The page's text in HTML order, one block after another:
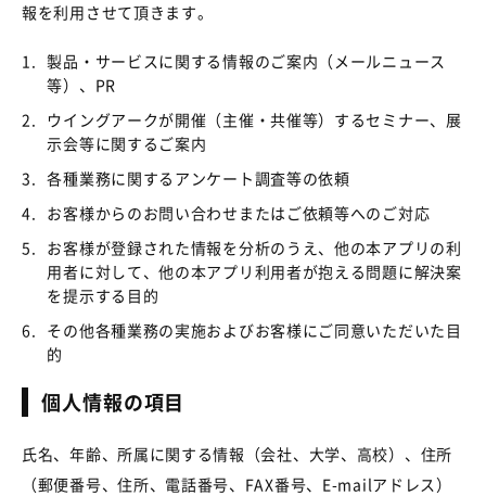
報を利用させて頂きます。
1. 製品・サービスに関する情報のご案内（メールニュース
等）、PR
2.
ウイングアークが開催（主催・共催等）するセミナー、展
示会等に関するご案内
3. 各種業務に関するアンケート調査等の依頼
4. お客様からのお問い合わせまたはご依頼等へのご対応
5. お客様が登録された情報を分析のうえ、他の本アプリの利
用者に対して、他の本アプリ利用者が抱える問題に解決案
を提示する目的
6. その他各種業務の実施およびお客様にご同意いただいた目
的
個人情報の項目
氏名、年齢、所属に関する情報（会社、大学、高校）、住所
（郵便番号、住所、電話番号、FAX番号、E-mailアドレス）